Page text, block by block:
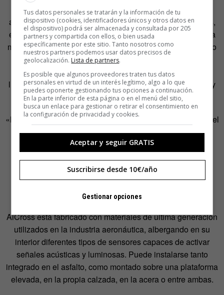
Pero también puede ubicarse en otros lugares con gran
afluencia de peatones, como hospitales, colegios, hoteles,
edificios públicos, etc. Y puede ser efectivo para facilitar la
movilidad segura en el metro, donde se colocaría a lo largo
del andén en esa superficie abotonada que avisa a los
invidentes de dónde situarse sin peligro para esperar la
llegada del tren. Aicross sumaría a su señalización luces y
vibración.
«Mediante la monitorización volumétrica de los vagones y el
uso de colores, podemos iluminar por fases a lo largo del
propio andén para orientar al viajero sobre el
aforo. En caso de emergencia, AiCross puede tener
autonomía para señalizar lumínicamente la salida»,
explican en su web.
AiCross está fabricado con materiales de última generación
utilizados en la industria aeronáutica, albergando en su
interior diferentes tipos de sensores capaces de activar
señales acústicas y luminosas. Puede instalarse tanto
integrado en el asfalto, como montado sobre una plataforma
elevada, en la propia calzada, en la acera o entre ambas.
Tus datos personales se tratarán y la información de tu
dispositivo (cookies, identificadores únicos y otros datos en
el dispositivo) podrá ser almacenada y consultada por 205
partners y compartida con ellos, o bien usada
específicamente por este sitio. Tanto nosotros como
nuestros partners podemos usar datos precisos de
geolocalización. Lista de partners.
Es posible que algunos proveedores traten tus datos
personales en virtud de un interés legítimo, algo a lo que
puedes oponerte gestionando tus opciones a continuación.
En la parte inferior de esta página o en el menú del sitio,
busca un enlace para gestionar o retirar el consentimiento en
la configuración de privacidad y cookies.
Aceptar y seguir GRATIS
Suscribirse desde 10€/año
Gestionar opciones